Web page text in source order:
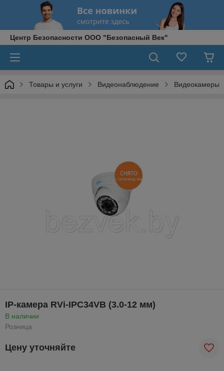
Центр Безопасности ООО "Безопасный Век"
Товары и услуги Видеонаблюдение Видеокамеры
IP-камера RVi-IPC34VB (3.0-12 мм)
В наличии
Розница
Цену уточняйте